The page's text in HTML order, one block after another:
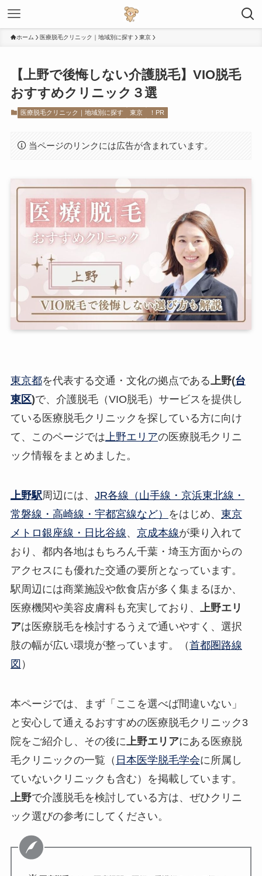
ホーム 医療脱毛クリニック｜地域別に探す 東京
【上野で後悔しない介護脱毛】VIO脱毛
おすすめクリニック３選
医療脱毛クリニック｜地域別に探す 東京 ！PR
当ページのリンクには広告が含まれています。
東京都を代表する交通・文化の拠点である上野(台
東区)で、介護脱毛（VIO脱毛）サービスを提供し
ている医療脱毛クリニックを探している方に向け
て、このページでは上野エリアの医療脱毛クリニ
ック情報をまとめました。
上野駅周辺には、 JR各線（山手線・京浜東北線・
常磐線・高崎線・宇都宮線など）
をはじめ、 東京
メトロ銀座線・日比谷線、 京成本線が乗り入れて
おり、都内各地はもちろん千葉・埼玉方面からの
アクセスにも優れた交通の要所となっています。
駅周辺には商業施設や飲食店が多く集まるほか、
医療機関や美容皮膚科も充実しており、 上野エリ
アは医療脱毛を検討するうえで通いやすく、選択
肢の幅が広い環境が整っています。（首都圏路線
図 ）
本ページでは、まず「ここを選べば間違いない」
と安心して通えるおすすめの医療脱毛クリニック3
院をご紹介し、その後に上野エリアにある医療脱
毛クリニックの一覧（ 日本医学脱毛学会に所属し
ていないクリニックも含む）を掲載しています。
上野で介護脱毛を検討している方は、ぜひクリニ
ック選びの参考にしてください。